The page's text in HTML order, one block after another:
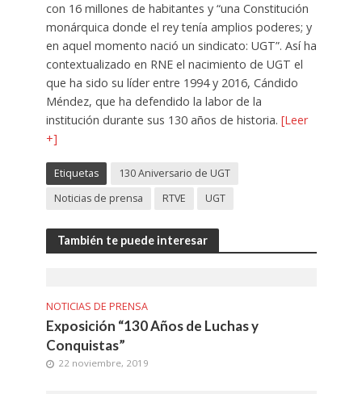
con 16 millones de habitantes y “una Constitución
monárquica donde el rey tenía amplios poderes; y
en aquel momento nació un sindicato: UGT”. Así ha
contextualizado en RNE el nacimiento de UGT el
que ha sido su líder entre 1994 y 2016, Cándido
Méndez, que ha defendido la labor de la
institución durante sus 130 años de historia. [Leer
+]
Etiquetas
130 Aniversario de UGT
Noticias de prensa
RTVE UGT
También te puede interesar
NOTICIAS DE PRENSA
Exposición “130 Años de Luchas y
Conquistas”
22 noviembre, 2019